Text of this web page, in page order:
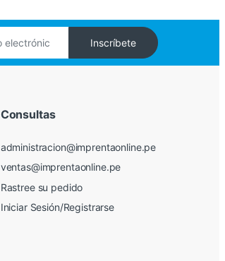
Inscríbete
Consultas
administracion@imprentaonline.pe
ventas@imprentaonline.pe
Rastree su pedido
Iniciar Sesión/Registrarse